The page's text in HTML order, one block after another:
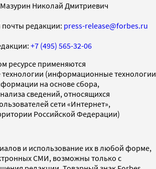
Николай Дмитриевич
редакции: press-release@forbes.ru
+7 (495) 565-32-06
ресурсе применяются
(информационные технологии
на основе сбора,
сведений, относящихся
сети «Интернет»,
Российской Федерации)
и использование их в любой форме,
СМИ, возможны только с